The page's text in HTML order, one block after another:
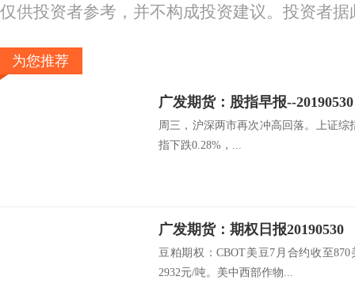
仅供投资者参考，并不构成投资建议。投资者
为您推荐
广发期货：股指早报--20190530
周三，沪深两市再次冲高回落。上证综
指下跌0.28%，...
广发期货：期权日报20190530
豆粕期权：CBOT美豆7月合约收至
2932元/吨。美中西部作物...